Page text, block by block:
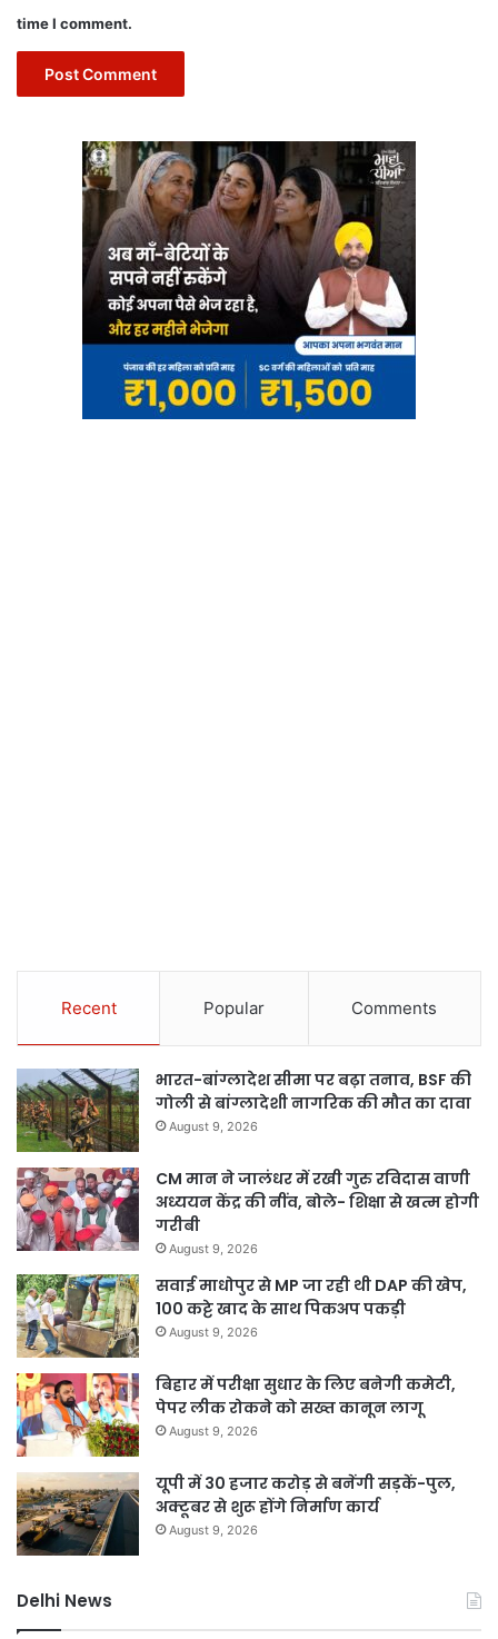
time I comment.
Recent Popular Comments
भारत-बांग्लादेश सीमा पर बढ़ा तनाव, BSF की
गोली से बांग्लादेशी नागरिक की मौत का दावा
August 9, 2026
CM मान ने जालंधर में रखी गुरु रविदास वाणी
अध्ययन केंद्र की नींव, बोले- शिक्षा से खत्म होगी
गरीबी
August 9, 2026
सवाई माधोपुर से MP जा रही थी DAP की खेप,
100 कट्टे खाद के साथ पिकअप पकड़ी
August 9, 2026
बिहार में परीक्षा सुधार के लिए बनेगी कमेटी,
पेपर लीक रोकने को सख्त कानून लागू
August 9, 2026
यूपी में 30 हजार करोड़ से बनेंगी सड़कें-पुल,
अक्टूबर से शुरू होंगे निर्माण कार्य
August 9, 2026
Delhi News